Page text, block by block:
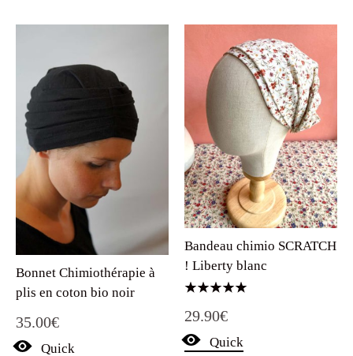
Bonnet Chimiothérapie à
plis en coton bio noir
35.00€
Quick
Bandeau chimio SCRATCH
! Liberty blanc
5.00
29.90€
Quick